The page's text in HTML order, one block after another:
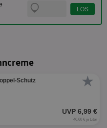
★
Schutz
UVP 6,99 €
46,60 € je Liter